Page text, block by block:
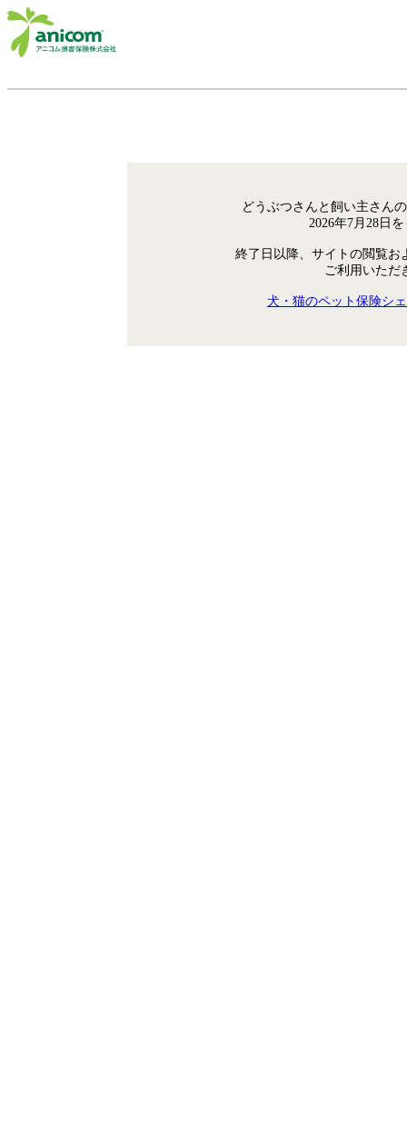
どうぶつさんと飼い主さん
2026年7月28日
終了日以降、サイトの閲覧お
ご利用いただ
犬・猫のペット保険シ